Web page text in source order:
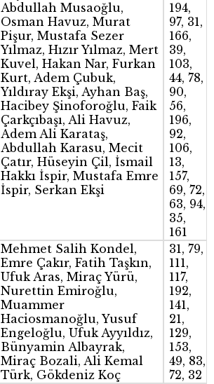
Abdullah Musaoğlu,
Osman Havuz, Murat
Pişur, Mustafa Sezer
Yılmaz, Hızır Yılmaz, Mert
Kuvel, Hakan Nar, Furkan
Kurt, Adem Çubuk,
Yıldıray Ekşi, Ayhan Baş,
Hacibey Şinoforoğlu, Faik
Çarkçıbaşı, Ali Havuz,
Adem Ali Karataş,
Abdullah Karasu, Mecit
Çatır, Hüseyin Çil, İsmail
Hakkı İspir, Mustafa Emre
İspir, Serkan Ekşi
194,
97, 31,
166,
39,
103,
44, 78,
90,
56,
196,
92,
106,
13,
157,
69, 72,
63, 94,
35,
161
Mehmet Salih Kondel,
Emre Çakır, Fatih Taşkın,
Ufuk Aras, Miraç Yürü,
Nurettin Emiroğlu,
Muammer
Haciosmanoğlu, Yusuf
Engeloğlu, Ufuk Ayyıldız,
Bünyamin Albayrak,
Miraç Bozali, Ali Kemal
Türk, Gökdeniz Koç
31, 79,
111,
117,
192,
141,
21,
129,
153,
49, 83,
72, 32